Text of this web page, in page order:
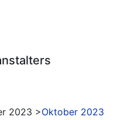
2023 >Oktober 2023